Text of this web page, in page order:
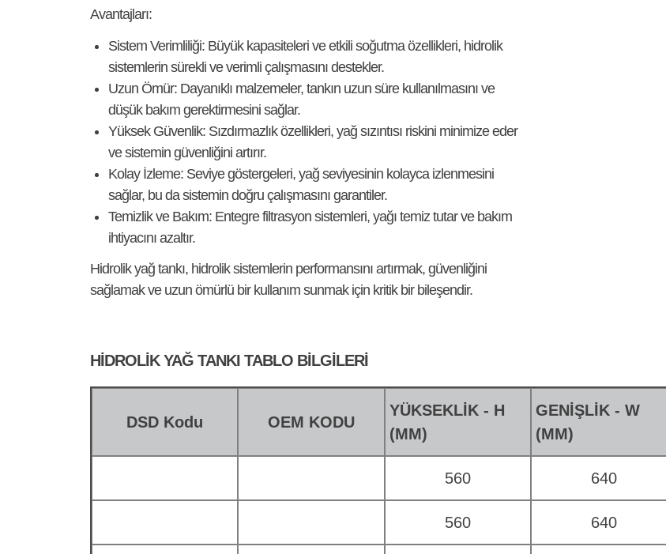
Avantajları:
Sistem Verimliliği: Büyük kapasiteleri ve etkili soğutma özellikleri, hidrolik
sistemlerin sürekli ve verimli çalışmasını destekler.
Uzun Ömür: Dayanıklı malzemeler, tankın uzun süre kullanılmasını ve
düşük bakım gerektirmesini sağlar.
Yüksek Güvenlik: Sızdırmazlık özellikleri, yağ sızıntısı riskini minimize eder
ve sistemin güvenliğini artırır.
Kolay İzleme: Seviye göstergeleri, yağ seviyesinin kolayca izlenmesini
sağlar, bu da sistemin doğru çalışmasını garantiler.
Temizlik ve Bakım: Entegre filtrasyon sistemleri, yağı temiz tutar ve bakım
ihtiyacını azaltır.
Hidrolik yağ tankı, hidrolik sistemlerin performansını artırmak, güvenliğini
sağlamak ve uzun ömürlü bir kullanım sunmak için kritik bir bileşendir.
HIDROLIK YAĞ TANKI TABLO BILGILERI
DSD Kodu OEM KODU
YÜKSEKLİK - H
(MM)
GENİŞLİK - W
(MM)
560 640
560 640